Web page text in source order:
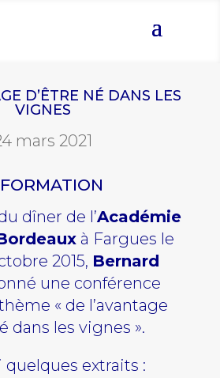
D’ÊTRE NÉ DANS LES
VIGNES
mars 2021
dîner de l’Académie
à Fargues le
2015, Bernard
une conférence
« de l’avantage
dans les vignes ».
quelques extraits :